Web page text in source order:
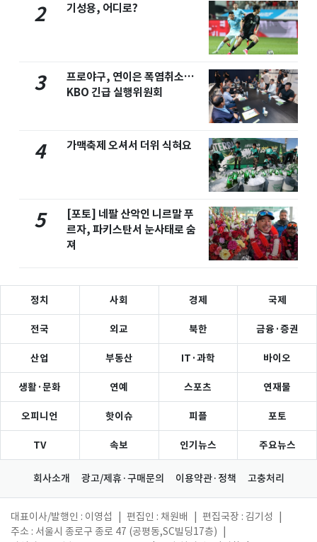
2 기성용, 어디로?
3
프로야구, 연이은 폭염취소…
KBO 긴급 실행위원회
4 가맥축제 오셔서 더위 식혀요
5
[포토] 네팔 산악인 니르말 푸
르자, 파키스탄서 눈사태로 숨
져
정치 사회 경제 국제
전국 외교 북한 금융·증권
산업 부동산 IT·과학 바이오
생활·문화 연예 스포츠 연재물
오피니언 핫이슈 피플 포토
TV 속보 인기뉴스 주요뉴스
회사소개 광고/제휴·구매문의 이용약관·정책 고충처리
대표이사/발행인 : 이영섭 편집인 : 채원배 편집국장 : 김기성
주소 : 서울시 종로구 종로 47 (공평동,SC빌딩17층)